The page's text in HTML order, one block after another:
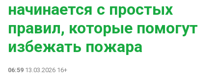
начинается с простых
правил, которые помогут
избежать пожара
06:59 13.03.2026 16+